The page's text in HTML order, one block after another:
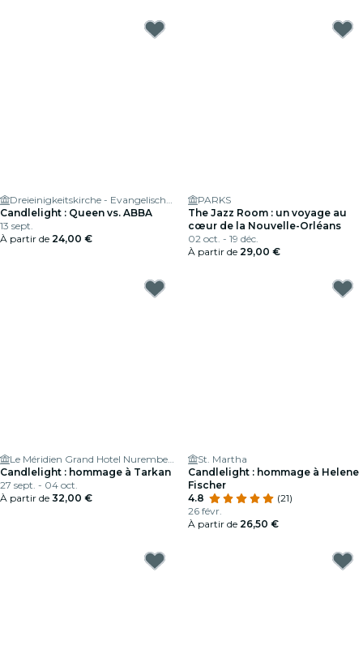
Dreieinigkeitskirche - Evangelisch-Lutherische Kirchengemeinde Nürnberg - Dreieinigkeitskirche
Candlelight : Queen vs. ABBA
13 sept.
À partir de 24,00 €
PARKS
The Jazz Room : un voyage au
cœur de la Nouvelle-Orléans
02 oct. - 19 déc.
À partir de 29,00 €
Le Méridien Grand Hotel Nuremberg
Candlelight : hommage à Tarkan
27 sept. - 04 oct.
À partir de 32,00 €
St. Martha
Candlelight : hommage à Helene
Fischer
4.8
(21)
26 févr.
À partir de 26,50 €